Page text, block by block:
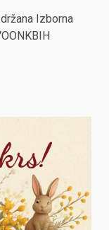
Izborna